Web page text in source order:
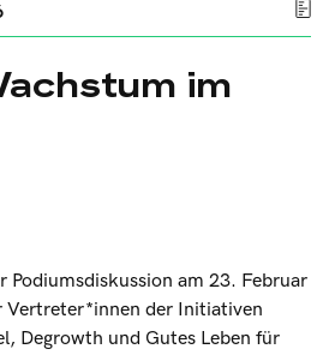
im
Podiumsdiskussion am 23. Februar
Vertreter*innen der Initiativen
Degrowth und Gutes Leben für